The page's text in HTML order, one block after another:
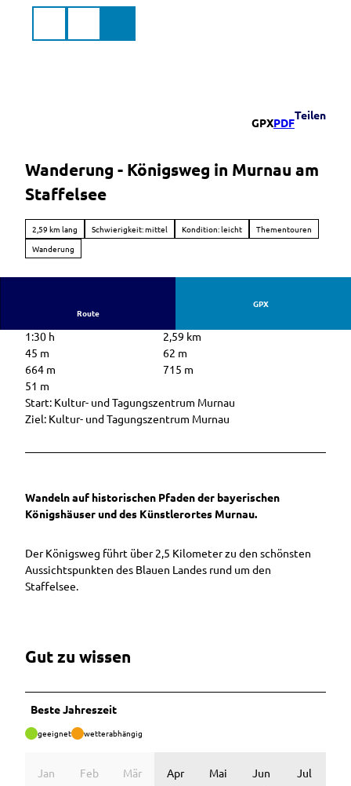
Murnau
GPXPDF
Teilen
Wanderung - Königsweg in Murnau am
Staffelsee
2,59 km lang Schwierigkeit: mittel Kondition: leicht
Thementouren
Wanderung
Route
GPX
1:30 h
2,59 km
45 m
62 m
664 m
715 m
51 m
Start: Kultur- und Tagungszentrum Murnau
Ziel: Kultur- und Tagungszentrum Murnau
Wandeln auf historischen Pfaden der bayerischen
Königshäuser und des Künstlerortes Murnau.
Der Königsweg führt über 2,5 Kilometer zu den schönsten
Aussichtspunkten des Blauen Landes rund um den
Staffelsee.
Gut zu wissen
Beste Jahreszeit
geeignet wetterabhängig
Jan Feb Mär Apr Mai Jun Jul